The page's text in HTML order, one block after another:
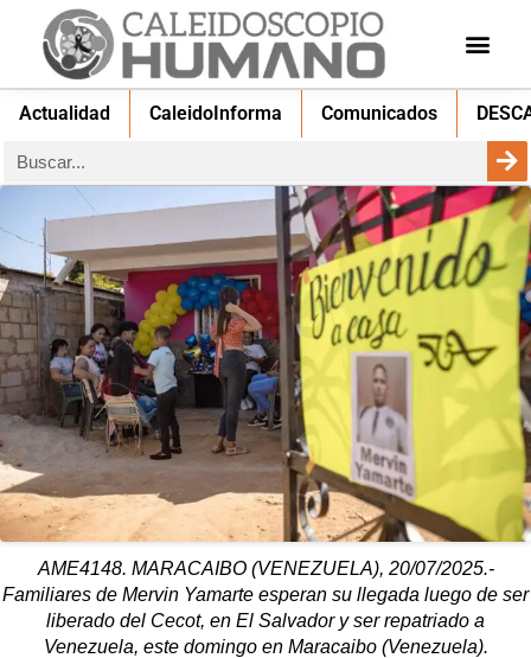
Actualidad CaleidoInforma Comunicados
AME4148. MARACAIBO (VENEZUELA), 20/07/2025.-
Familiares de Mervin Yamarte esperan su llegada luego de ser
liberado del Cecot, en El Salvador y ser repatriado a
Venezuela, este domingo en Maracaibo (Venezuela).